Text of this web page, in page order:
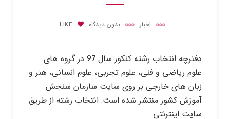
اخبار بدون دیدگاه LIKE
دفترچه انتخاب رشته کنکور سال 97 در گروه های
علوم ریاضی و فنی، علوم تجربی، علوم انسانی، هنر و
زبان های خارجی بر روی سایت سازمان سنجش
آموزش کشور منتشر شده است. انتخاب رشته از طریق
سایت اینترنتی